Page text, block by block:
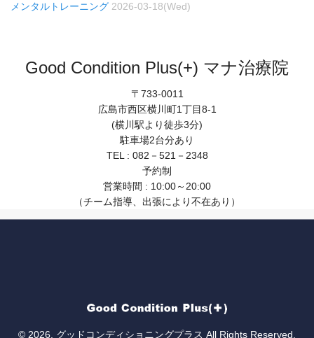
メンタルトレーニング 2026-03-18(Wed)
Good Condition Plus(+) マナ治療院
〒733-0011
広島市西区横川町1丁目8-1
(横川駅より徒歩3分)
駐車場2台分あり
TEL : 082－521－2348
予約制
営業時間 : 10:00～20:00
（チーム指導、出張により不在あり）
© 2026. グッドコンディショニングプラス All Rights Reserved.